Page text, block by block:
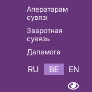
Аператарам
сувязі
Зваротная
сувязь
Дапамога
RU BE EN